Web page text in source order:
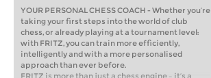
YOUR PERSONAL CHESS COACH - Whether you’re
taking your first steps into the world of club
chess, or already playing at a tournament level:
with FRITZ, you can train more efficiently,
intelligently and with a more personalised
approach than ever before.
FRITZ is more than just a chess engine – it’s a